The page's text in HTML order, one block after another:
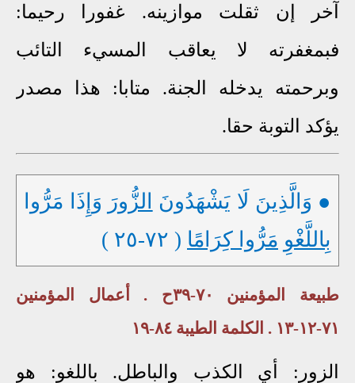
آخر إن ثقلت موازينه. غفورا رحيما:
فبمغفرته لا يعاقب المسيء التائب
وبرحمته يدخله الجنة. متابا: هذا مصدر
يؤكد التوبة حقا.
● وَالَّذِينَ لَا يَشْهَدُونَ الزُّورَ وَإِذَا مَرُّوا
بِاللَّغْوِ مَرُّوا كِرَامًا ( ٧٢-٢٥ )
طبيعة المؤمنين ٧٠-٣٩ح . أعمال المؤمنين
٧١-١٢-١٣ . الكلمة الطيبة ٨٤-١٩
الزور: أي الكذب والباطل. باللغو: هو